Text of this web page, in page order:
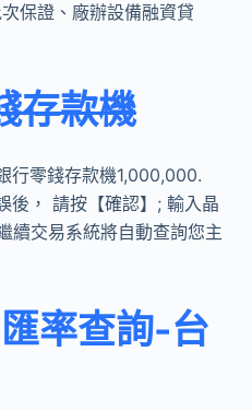
保證、廠辦設備融資貸
存款機
行零錢存款機1,000,000.
後， 請按【確認】; 輸入晶
續交易系統將自動查詢您主
率查詢-台